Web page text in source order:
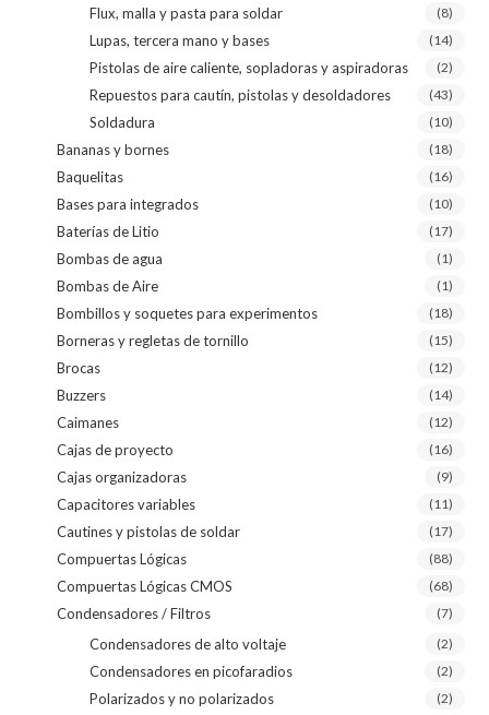
Flux, malla y pasta para soldar (8)
Lupas, tercera mano y bases (14)
Pistolas de aire caliente, sopladoras y aspiradoras (2)
Repuestos para cautín, pistolas y desoldadores (43)
Soldadura (10)
Bananas y bornes (18)
Baquelitas (16)
Bases para integrados (10)
Baterías de Litio (17)
Bombas de agua (1)
Bombas de Aire (1)
Bombillos y soquetes para experimentos (18)
Borneras y regletas de tornillo (15)
Brocas (12)
Buzzers (14)
Caimanes (12)
Cajas de proyecto (16)
Cajas organizadoras (9)
Capacitores variables (11)
Cautines y pistolas de soldar (17)
Compuertas Lógicas (88)
Compuertas Lógicas CMOS (68)
Condensadores / Filtros (7)
Condensadores de alto voltaje (2)
Condensadores en picofaradios (2)
Polarizados y no polarizados (2)